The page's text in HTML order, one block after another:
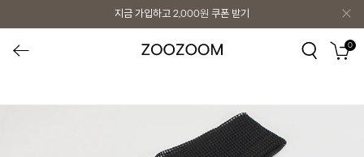
지금 가입하고 2,000원 쿠폰 받기
0